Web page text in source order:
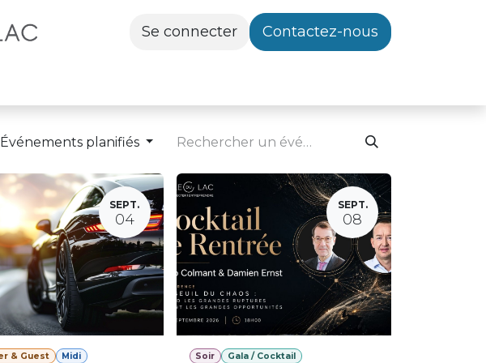
Se connecter Contactez-nous
Événements planifiés
SEPT.
04
& Guest
Midi
SEPT.
08
Soir Gala / Cocktail